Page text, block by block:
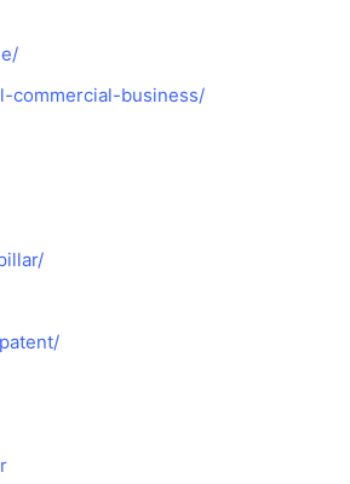
commercial-business/